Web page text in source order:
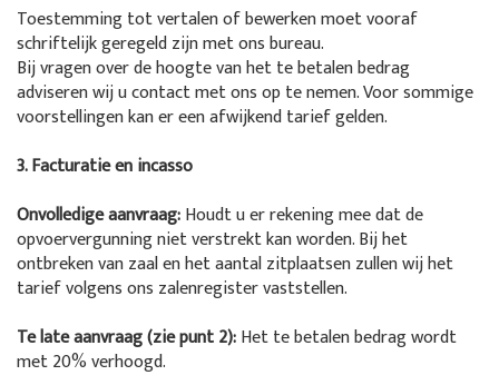
Toestemming tot vertalen of bewerken moet vooraf
schriftelijk geregeld zijn met ons bureau.
Bij vragen over de hoogte van het te betalen bedrag
adviseren wij u contact met ons op te nemen. Voor sommige
voorstellingen kan er een afwijkend tarief gelden.
3. Facturatie en incasso
Onvolledige aanvraag:Houdt u er rekening mee dat de
opvoervergunning niet verstrekt kan worden. Bij het
ontbreken van zaal en het aantal zitplaatsen zullen wij het
tarief volgens ons zalenregister vaststellen.
Te late aanvraag (zie punt 2):Het te betalen bedrag wordt
met 20% verhoogd.